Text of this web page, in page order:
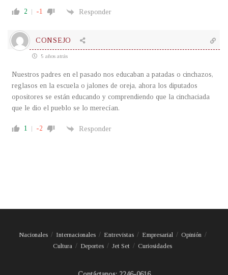
2 -1 Responder
CONSEJO
5 años atrás
Nuestros padres en el pasado nos educaban a patadas o cinchazos,
reglasos en la escuela o jalones de oreja, ahora los diputados
opositores se están educando y comprendiendo que la cinchaciada
que le dio el pueblo se lo merecían.
1 -2 Responder
Nacionales Internacionales Entrevistas Empresarial
Opinión
Cultura
Deportes Jet Set Curiosidades